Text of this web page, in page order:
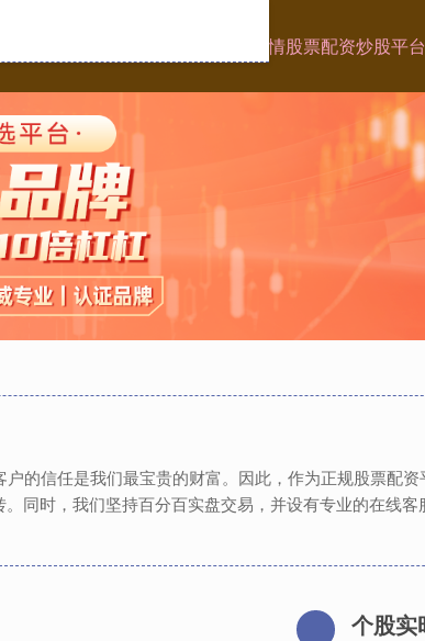
股票配资平台的行情股票配资炒股平台
的信任是我们最宝贵的财富。因此，作为正规股票配
同时，我们坚持百分百实盘交易，并设有专业的在线
个股实